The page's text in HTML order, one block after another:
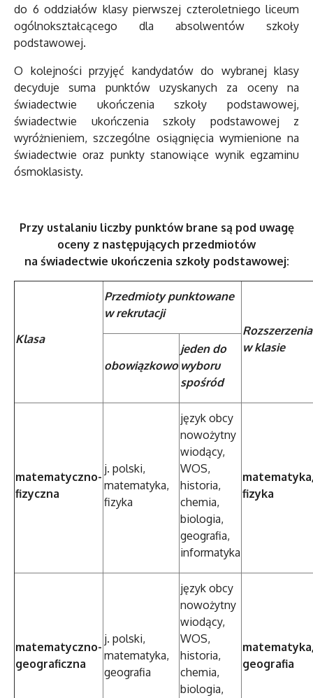
do 6 oddziałów klasy pierwszej czteroletniego liceum
ogólnokształcącego dla absolwentów szkoły
podstawowej.
O kolejności przyjęć kandydatów do wybranej klasy
decyduje suma punktów uzyskanych za oceny na
świadectwie ukończenia szkoły podstawowej,
świadectwie ukończenia szkoły podstawowej z
wyróżnieniem, szczególne osiągnięcia wymienione na
świadectwie oraz punkty stanowiące wynik egzaminu
ósmoklasisty.
Przy ustalaniu liczby punktów brane są pod uwagę
oceny z następujących przedmiotów
na świadectwie ukończenia szkoły podstawowej:
Klasa
Przedmioty punktowane
w rekrutacji
Rozszerzenia
w klasie
obowiązkowo
jeden do
wyboru
spośród
matematyczno-
fizyczna
j. polski,
matematyka,
fizyka
język obcy
nowożytny
wiodący,
WOS,
historia,
chemia,
biologia,
geografia,
informatyka
fizyka
matematyczno-
geograficzna
j. polski,
matematyka,
geografia
język obcy
nowożytny
wiodący,
WOS,
historia,
chemia,
biologia,
geografia